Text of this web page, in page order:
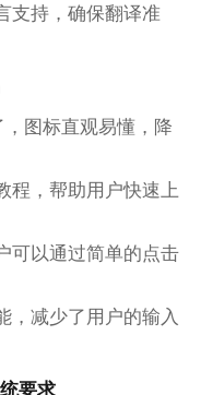
支持，确保翻译准
图标直观易懂，降
程，帮助用户快速上
可以通过简单的点击
，减少了用户的输入
要求